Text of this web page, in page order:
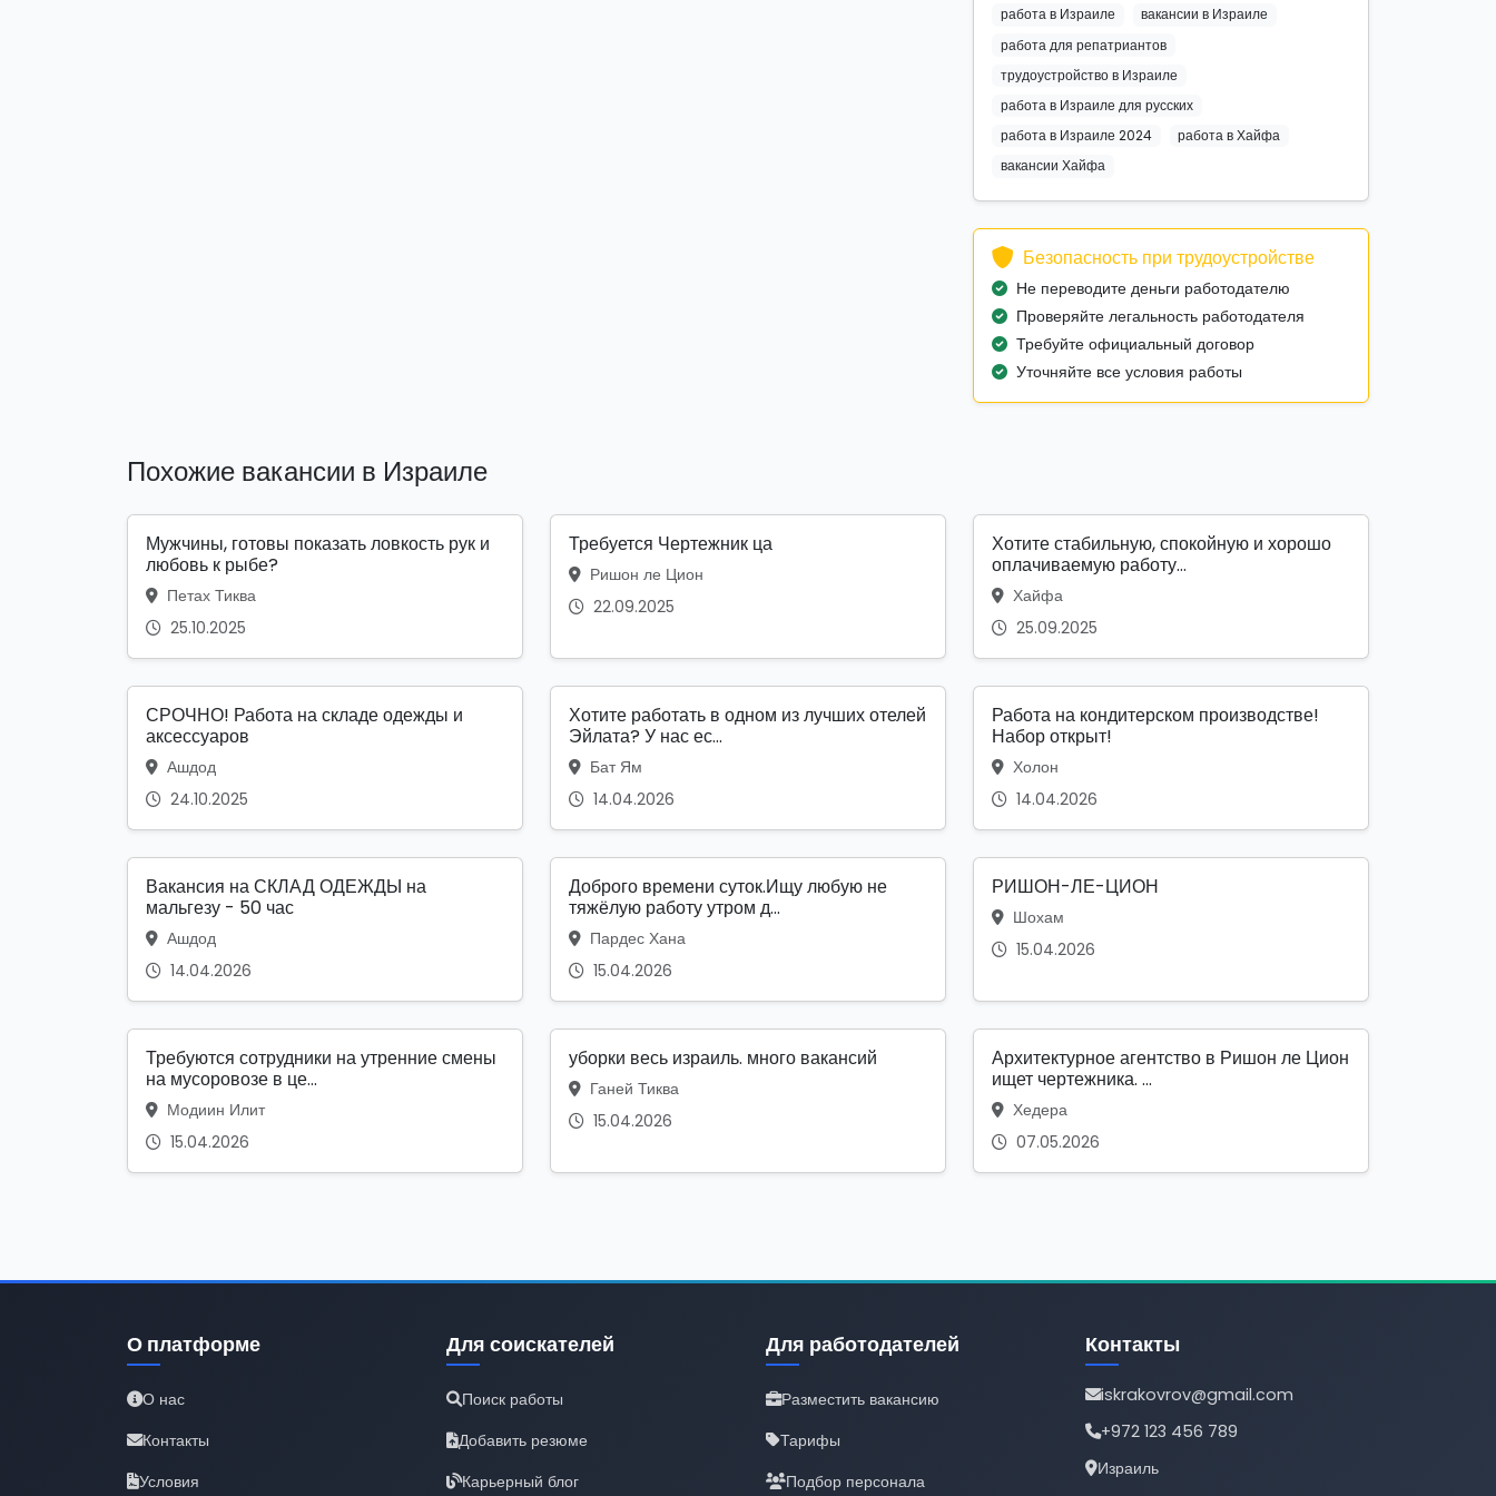
работа в Израиле
вакансии в Израиле
работа для репатриантов
трудоустройство в Израиле
работа в Израиле для русских
работа в Израиле 2024
работа в Хайфа
вакансии Хайфа
Безопасность при трудоустройстве
Не переводите деньги работодателю
Проверяйте легальность работодателя
Требуйте официальный договор
Уточняйте все условия работы
Похожие вакансии в Израиле
Мужчины, готовы показать ловкость рук и
любовь к рыбе?
Петах Тиква
25.10.2025
Требуется Чертежник ца
Ришон ле Цион
22.09.2025
Хотите стабильную, спокойную и хорошо
оплачиваемую работу...
Хайфа
25.09.2025
СРОЧНО! Работа на складе одежды и
аксессуаров
Ашдод
24.10.2025
Хотите работать в одном из лучших отелей
Эйлата? У нас ес...
Бат Ям
14.04.2026
Работа на кондитерском производстве!
Набор открыт!
Холон
14.04.2026
Вакансия на СКЛАД ОДЕЖДЫ на
мальгезу - 50 час
Ашдод
14.04.2026
Доброго времени суток.Ищу любую не
тяжёлую работу утром д...
Пардес Хана
15.04.2026
РИШОН-ЛЕ-ЦИОН
Шохам
15.04.2026
Требуются сотрудники на утренние смены
на мусоровозе в це...
Модиин Илит
15.04.2026
уборки весь израиль. много вакансий
Ганей Тиква
15.04.2026
Архитектурное агентство в Ришон ле Цион
ищет чертежника. ...
Хедера
07.05.2026
О платформе
О нас
Контакты
Условия
Для соискателей
Поиск работы
Добавить резюме
Карьерный блог
Для работодателей
Разместить вакансию
Тарифы
Подбор персонала
Контакты
iskrakovrov@gmail.com
+972 123 456 789
Израиль